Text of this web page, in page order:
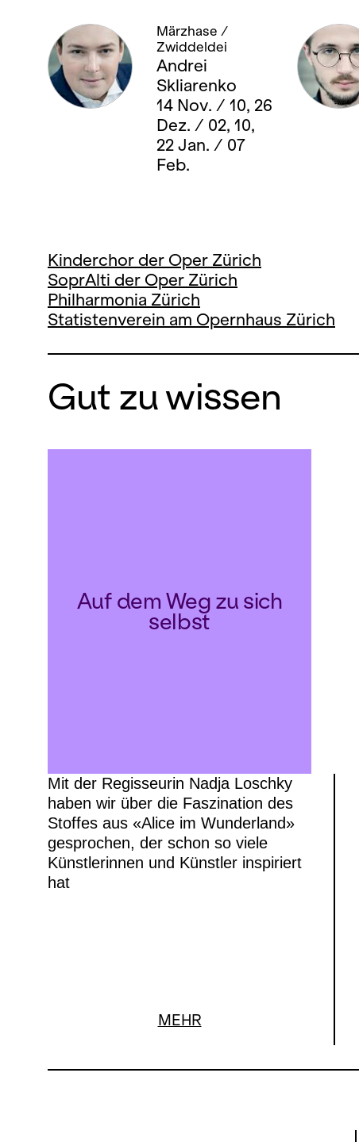
Märzhase /
Zwiddeldei
Andrei
Skliarenko
14 Nov. / 10, 26
Dez. / 02, 10,
22 Jan. / 07
Feb.
Kinderchor der Oper Zürich
SoprAlti der Oper Zürich
Philharmonia Zürich
Statistenverein am Opernhaus Zürich
Gut zu wissen
Auf dem Weg zu sich
selbst
Mit der Regisseurin Nadja Loschky
haben wir über die Faszination des
Stoffes aus «Alice im Wunderland»
gesprochen, der schon so viele
Künstlerinnen und Künstler inspiriert
hat
MEHR